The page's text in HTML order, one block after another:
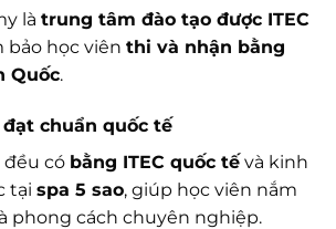
là trung tâm đào tạo được ITEC
bảo học viên thi và nhận bằng
Quốc.
đạt chuẩn quốc tế
đều có bằng ITEC quốc tế và kinh
tại spa 5 sao, giúp học viên nắm
phong cách chuyên nghiệp.